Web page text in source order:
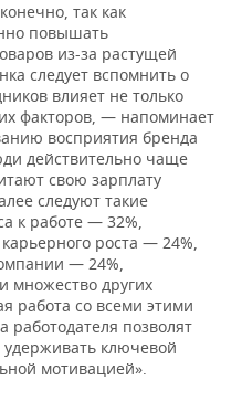
так как
повышать
из-за растущей
следует вспомнить о
влияет не только
факторов, — напоминает
восприятия бренда
действительно чаще
свою зарплату
следуют такие
к работе — 32%,
роста — 24%,
— 24%,
множество других
работа со всеми этими
позволят
ключевой
мотивацией».